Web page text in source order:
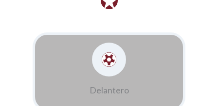
Delantero